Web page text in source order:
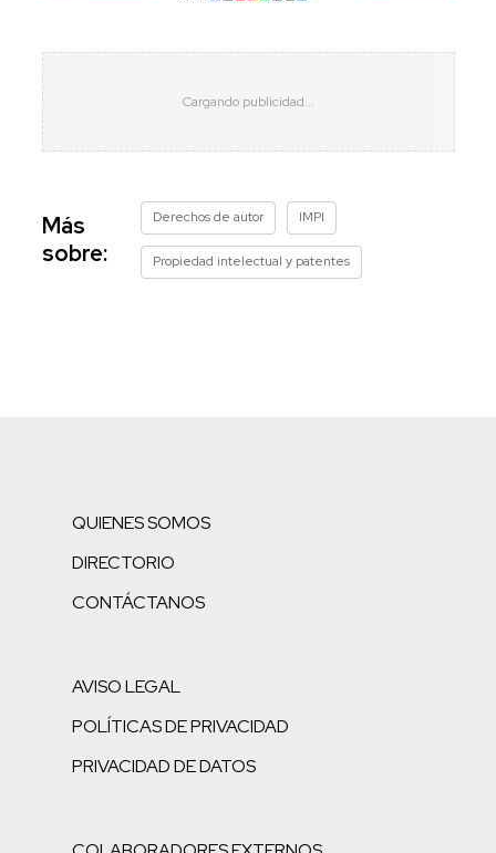
Más
sobre:
Derechos de autor IMPI
Propiedad intelectual y patentes
QUIENES SOMOS
DIRECTORIO
CONTÁCTANOS
AVISO LEGAL
POLÍTICAS DE PRIVACIDAD
PRIVACIDAD DE DATOS